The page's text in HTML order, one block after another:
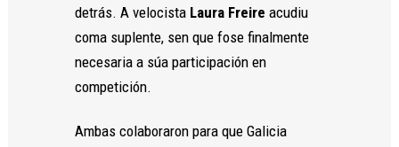
detrás. A velocista Laura Freire acudiu
coma suplente, sen que fose finalmente
necesaria a súa participación en
competición.
Ambas colaboraron para que Galicia
para que
Para que
podamos